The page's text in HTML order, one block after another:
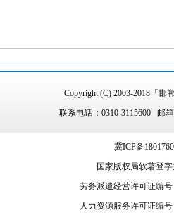
Copyright (C) 2003-2018「
联系电话：0310-3115600 邮箱
冀ICP备
国家版权局软著登字
劳务派遣经营许可证编号
人力资源服务许可证编